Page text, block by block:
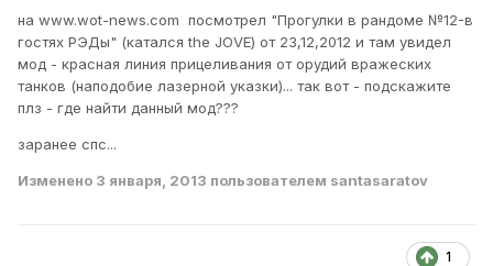
на www.wot-news.com посмотрел "Прогулки в рандоме №12-в
гостях РЭДы" (катался the JOVE) от 23,12,2012 и там увидел
мод - красная линия прицеливания от орудий вражеских
танков (наподобие лазерной указки)... так вот - подскажите
плз - где найти данный мод???
заранее спс...
Изменено 3 января, 2013 пользователем santasaratov
1